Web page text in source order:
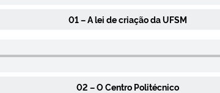
01 – A lei de criação da UFSM
02 – O Centro Politécnico